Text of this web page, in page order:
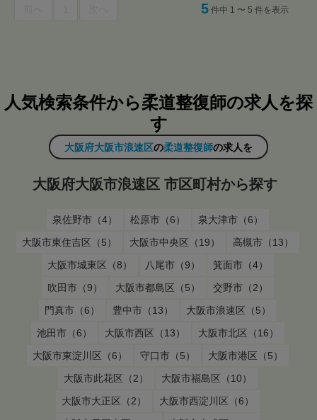
5 件中 1 〜 5 件を表示
人気検索条件から柔道整復師の求人を探
す
大阪府大阪市浪速区の柔道整復師の求人を
大阪府大阪市浪速区 市区町村から探す
泉佐野市（4） 松原市（6）
泉大津市（6）
大阪市東住吉区（5）
大阪市中央区（19）
高槻市（13）
大阪市城東区（8）
八尾市（9）
箕面市（4）
吹田市（9）
大阪市都島区（5）
交野市（2）
門真市（6）
豊中市（13）
大阪市浪速区（5）
池田市（6）
大阪市西区（13）
大阪市北区（16）
大阪市東淀川区（6）
守口市（5）
大阪市港区（5）
大阪市此花区（2）
大阪市福島区（10）
大阪市大正区（2）
大阪市西淀川区（6）